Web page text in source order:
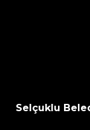
Selçuklu